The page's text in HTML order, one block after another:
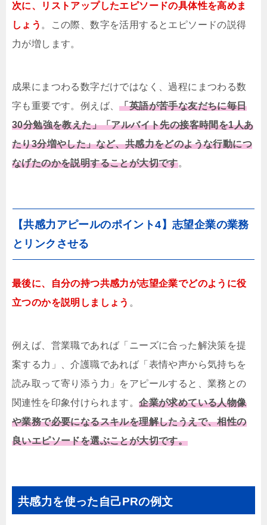
次に、リストアップしたエピソードの具体性を高めま
しょう 。この際、数字を活用するとエピソードの説得
力が増します。
成果にまつわる数字だけではなく、過程にまつわる数
字も重要です。例えば、「英語が苦手な友だちに毎日
30分勉強を教えた」「アルバイト先の接客時間を1人あ
たり3分増やした」など、共感力をどのような行動につ
なげたのかを説明することが大切です。
【共感力アピールのポイント4】志望企業の業務
とリンクさせる
最後に、自分の持つ共感力が志望企業でどのように役
立つのかを説明しましょう 。
例えば、営業職であれば「ニーズに合った解決策を提
案する力」、介護職であれば「表情や声から気持ちを
読み取って寄り添う力」をアピールすると、業務との
関連性を印象付けられます。企業が求めている人物像
や業務で必要になるスキルを理解したうえで、相性の
良いエピソードを選ぶことが大切です。
共感力を使った自己PRの例文